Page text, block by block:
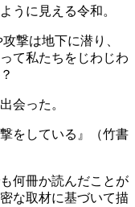
うに見える令和。
撃は地下に潜り、
て私たちをじわじわ
会った。
をしている』（竹書
何冊か読んだことが
な取材に基づいて描